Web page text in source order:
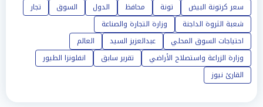
سعر كرتونة البيض
تونة محافظ الدول السوق
تجار
شعبة الثروة الداجنة
وزارة التجارة والصناعة
احتياجات السوق المحلي
عبدالعزيز السيد
العالم
وزارة الزراعة واستصلاح الأراضي
تقرير سابق
انفلونزا الطيور
القارئ نيوز